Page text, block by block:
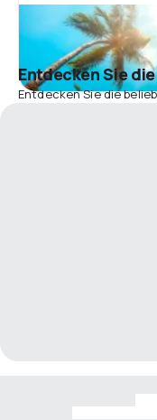
Entdecken Sie
Entdecken Sie die